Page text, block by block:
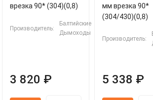
врезка 90* (304)(0,8)
Производитель:
Балтийские
Дымоходы
3 820 ₽
мм врезка 90*
(304/430)(0,8)
Производитель:
5 338 ₽